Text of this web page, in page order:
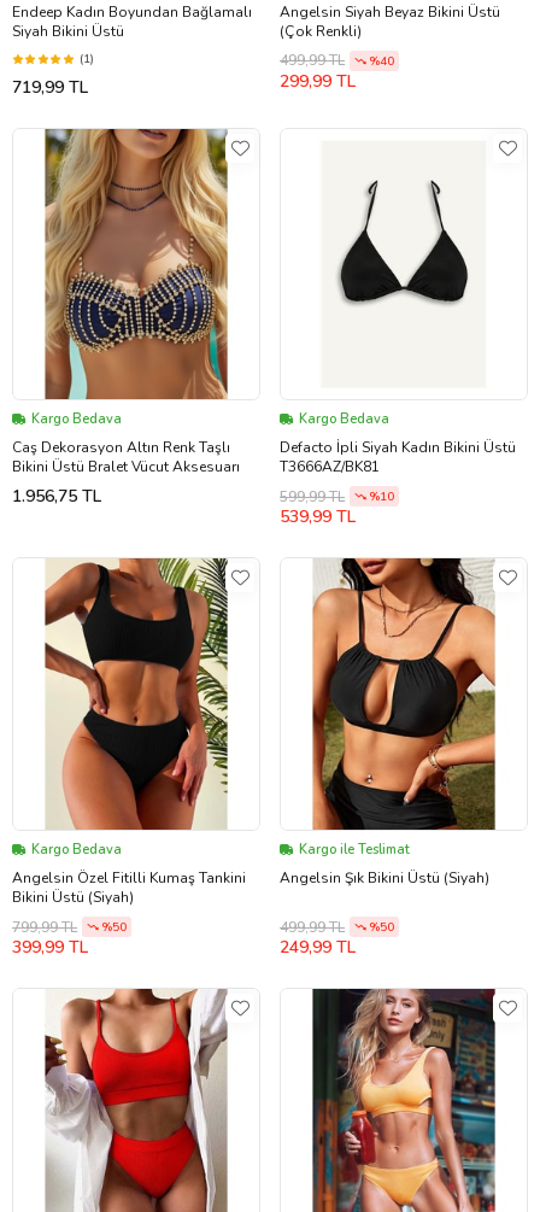
Endeep Kadın Boyundan Bağlamalı
Siyah Bikini Üstü
(1)
719,99 TL
Angelsin Siyah Beyaz Bikini Üstü
(Çok Renkli)
499,99 TL
%40
299,99 TL
Kargo Bedava
Caş Dekorasyon Altın Renk Taşlı
Bikini Üstü Bralet Vücut Aksesuarı
1.956,75 TL
Kargo Bedava
Defacto İpli Siyah Kadın Bikini Üstü
T3666AZ/BK81
599,99 TL
%10
539,99 TL
Kargo Bedava
Angelsin Özel Fitilli Kumaş Tankini
Bikini Üstü (Siyah)
799,99 TL
%50
399,99 TL
Kargo ile Teslimat
Angelsin Şık Bikini Üstü (Siyah)
499,99 TL %50
249,99 TL